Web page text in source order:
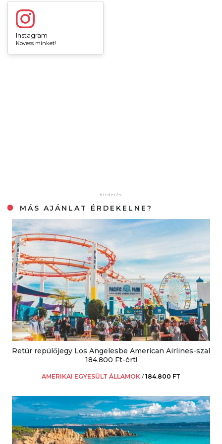
Instagram
Kövess minket!
MÁS AJÁNLAT ÉRDEKELNE?
Retúr repülőjegy Los Angelesbe American Airlines-szal
184.800 Ft-ért!
AMERIKAI EGYESÜLT ÁLLAMOK /184.800 FT